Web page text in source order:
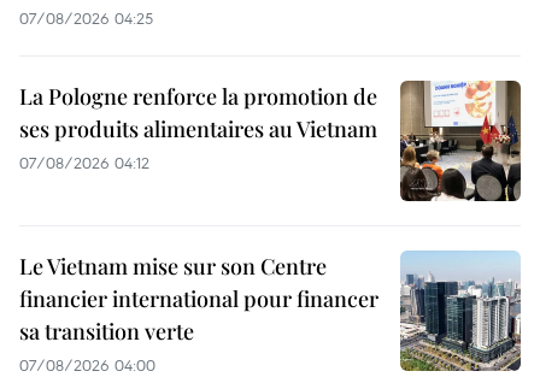
07/08/2026 04:25
La Pologne renforce la promotion de
ses produits alimentaires au Vietnam
07/08/2026 04:12
Le Vietnam mise sur son Centre
financier international pour financer
sa transition verte
07/08/2026 04:00